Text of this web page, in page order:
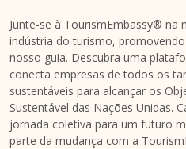
Junte-se à TourismEmbassy® na
indústria do turismo,
nosso guia. Descubra uma
conecta empresas de todos os
sustentáveis para alcançar os
Sustentável das Nações Unidas.
jornada coletiva para um futuro
parte da mudança com a